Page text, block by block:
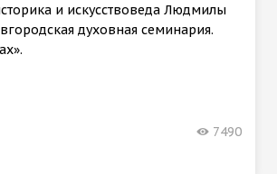
и искусствоведа Людмилы
духовная семинария.
7490